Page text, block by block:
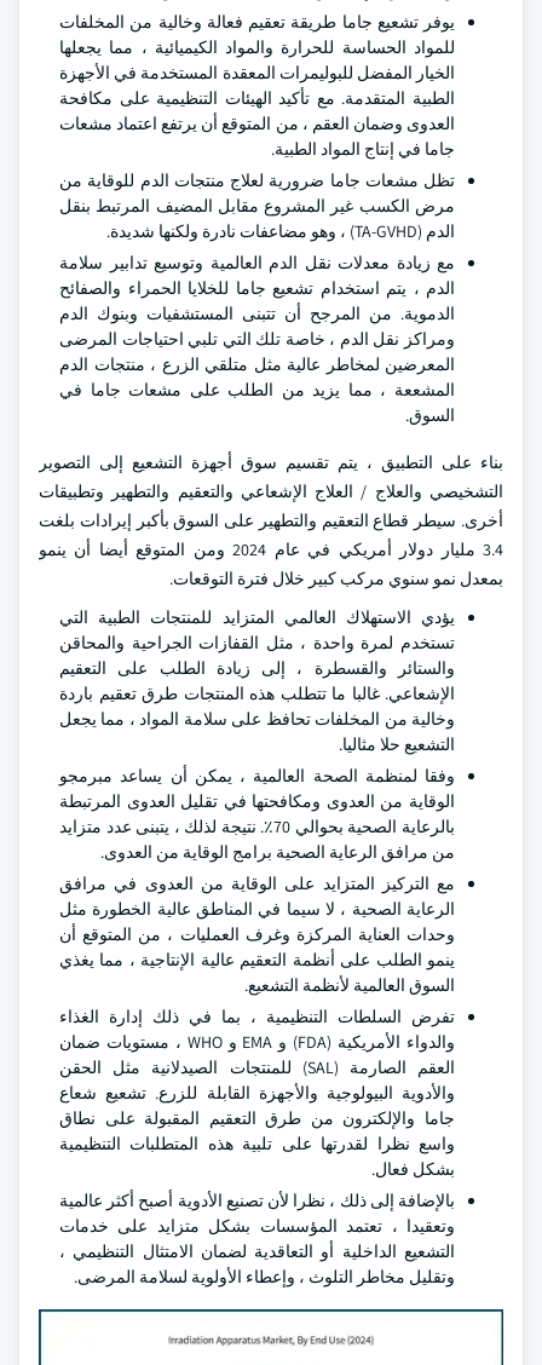
يوفر تشعيع جاما طريقة تعقيم فعالة وخالية من المخلفات
للمواد الحساسة للحرارة والمواد الكيميائية ، مما يجعلها
الخيار المفضل للبوليمرات المعقدة المستخدمة في الأجهزة
الطبية المتقدمة. مع تأكيد الهيئات التنظيمية على مكافحة
العدوى وضمان العقم ، من المتوقع أن يرتفع اعتماد مشعات
جاما في إنتاج المواد الطبية.
تظل مشعات جاما ضرورية لعلاج منتجات الدم للوقاية من
مرض الكسب غير المشروع مقابل المضيف المرتبط بنقل
الدم (TA-GVHD) ، وهو مضاعفات نادرة ولكنها شديدة.
مع زيادة معدلات نقل الدم العالمية وتوسيع تدابير سلامة
الدم ، يتم استخدام تشعيع جاما للخلايا الحمراء والصفائح
الدموية. من المرجح أن تتبنى المستشفيات وبنوك الدم
ومراكز نقل الدم ، خاصة تلك التي تلبي احتياجات المرضى
المعرضين لمخاطر عالية مثل متلقي الزرع ، منتجات الدم
المشععة ، مما يزيد من الطلب على مشعات جاما في
السوق.
بناء على التطبيق ، يتم تقسيم سوق أجهزة التشعيع إلى التصوير
التشخيصي والعلاج / العلاج الإشعاعي والتعقيم والتطهير وتطبيقات
أخرى. سيطر قطاع التعقيم والتطهير على السوق بأكبر إيرادات بلغت
3.4 مليار دولار أمريكي في عام 2024 ومن المتوقع أيضا أن ينمو
بمعدل نمو سنوي مركب كبير خلال فترة التوقعات.
يؤدي الاستهلاك العالمي المتزايد للمنتجات الطبية التي
تستخدم لمرة واحدة ، مثل القفازات الجراحية والمحاقن
والستائر والقسطرة ، إلى زيادة الطلب على التعقيم
الإشعاعي. غالبا ما تتطلب هذه المنتجات طرق تعقيم باردة
وخالية من المخلفات تحافظ على سلامة المواد ، مما يجعل
التشعيع حلا مثاليا.
وفقا لمنظمة الصحة العالمية ، يمكن أن يساعد مبرمجو
الوقاية من العدوى ومكافحتها في تقليل العدوى المرتبطة
بالرعاية الصحية بحوالي 70٪. نتيجة لذلك ، يتبنى عدد متزايد
من مرافق الرعاية الصحية برامج الوقاية من العدوى.
مع التركيز المتزايد على الوقاية من العدوى في مرافق
الرعاية الصحية ، لا سيما في المناطق عالية الخطورة مثل
وحدات العناية المركزة وغرف العمليات ، من المتوقع أن
ينمو الطلب على أنظمة التعقيم عالية الإنتاجية ، مما يغذي
السوق العالمية لأنظمة التشعيع.
تفرض السلطات التنظيمية ، بما في ذلك إدارة الغذاء
والدواء الأمريكية (FDA) و EMA و WHO ، مستويات ضمان
العقم الصارمة (SAL) للمنتجات الصيدلانية مثل الحقن
والأدوية البيولوجية والأجهزة القابلة للزرع. تشعيع شعاع
جاما والإلكترون من طرق التعقيم المقبولة على نطاق
واسع نظرا لقدرتها على تلبية هذه المتطلبات التنظيمية
بشكل فعال.
بالإضافة إلى ذلك ، نظرا لأن تصنيع الأدوية أصبح أكثر عالمية
وتعقيدا ، تعتمد المؤسسات بشكل متزايد على خدمات
التشعيع الداخلية أو التعاقدية لضمان الامتثال التنظيمي ،
وتقليل مخاطر التلوث ، وإعطاء الأولوية لسلامة المرضى.